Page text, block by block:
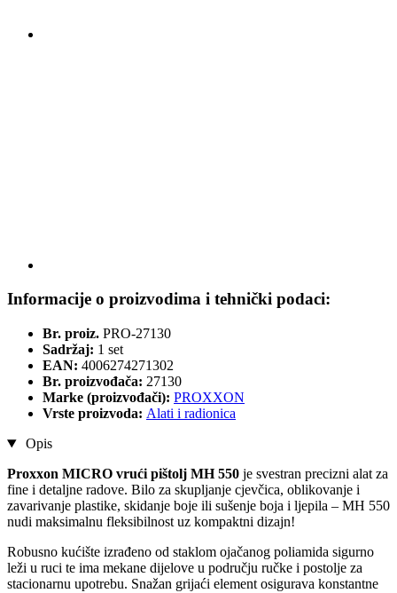
Informacije o proizvodima i tehnički podaci:
Br. proiz. PRO-27130
Sadržaj: 1 set
EAN: 4006274271302
Br. proizvođača: 27130
Marke (proizvođači): PROXXON
Vrste proizvoda: Alati i radionica
Opis
Proxxon MICRO vrući pištolj MH 550 je svestran precizni alat za
fine i detaljne radove. Bilo za skupljanje cjevčica, oblikovanje i
zavarivanje plastike, skidanje boje ili sušenje boja i ljepila – MH 550
nudi maksimalnu fleksibilnost uz kompaktni dizajn!
Robusno kućište izrađeno od staklom ojačanog poliamida sigurno
leži u ruci te ima mekane dijelove u području ručke i postolje za
stacionarnu upotrebu. Snažan grijaći element osigurava konstantne